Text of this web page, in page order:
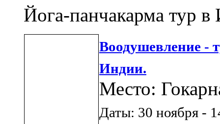
Йога-панчакарма тур
Воодушевление -
Индии.
Место:
Даты: 30 ноября -